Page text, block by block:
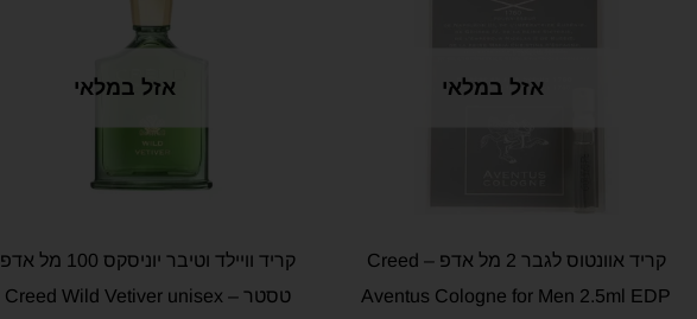
אזל במלאי
קריד אוונטוס לגבר 2 מל אדפ – Creed
Aventus Cologne for Men 2.5ml EDP
אזל במלאי
קריד וויילד וטיבר יוניסקס 100 מל אדפ
טסטר – Creed Wild Vetiver unisex